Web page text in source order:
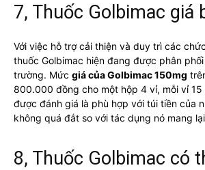
7, Thuốc Golbimac giá
Với việc hỗ trợ cải thiện và duy trì các
thuốc Golbimac hiện đang được phân
trường. Mức giá của Golbimac 150mg
800.000 đồng cho một hộp 4 vỉ, mỗi vỉ
được đánh giá là phù hợp với túi tiền của
không quá đắt so với tác dụng nó mang
8, Thuốc Golbimac có